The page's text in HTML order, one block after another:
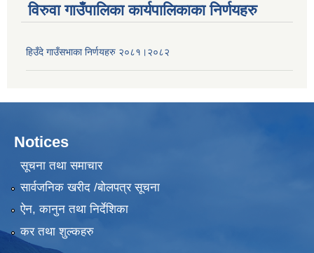
विरुवा गाउँपालिका कार्यपालिकाका निर्णयहरु
हिउँदे गाउँसभाका निर्णयहरु २०८१।२०८२
Notices
सूचना तथा समाचार
सार्वजनिक खरीद /बोलपत्र सूचना
ऐन, कानुन तथा निर्देशिका
कर तथा शुल्कहरु